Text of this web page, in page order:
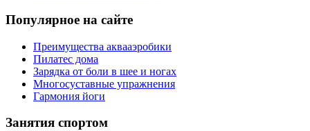
Популярное на сайте
Преимущества аквааэробики
Пилатес дома
Зарядка от боли в шее и ногах
Многосуставные упражнения
Гармония йоги
Занятия спортом